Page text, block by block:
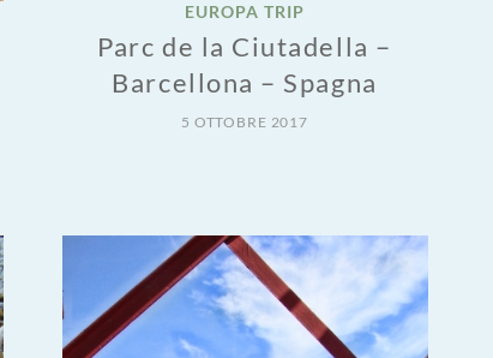
EUROPA TRIP
Parc de la Ciutadella –
Barcellona – Spagna
5 OTTOBRE 2017